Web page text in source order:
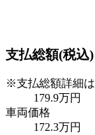
支払総額(税込)
※支払総額詳細は
179.9万円
車両価格
172.3万円